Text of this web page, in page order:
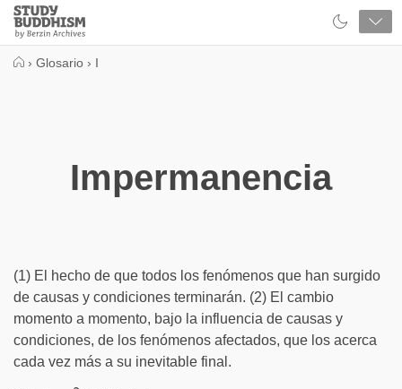
Close
Study
Buddhism
› Glosario › I
Impermanencia
(1) El hecho de que todos los fenómenos que han surgido
de causas y condiciones terminarán. (2) El cambio
momento a momento, bajo la influencia de causas y
condiciones, de los fenómenos afectados, que los acerca
cada vez más a su inevitable final.